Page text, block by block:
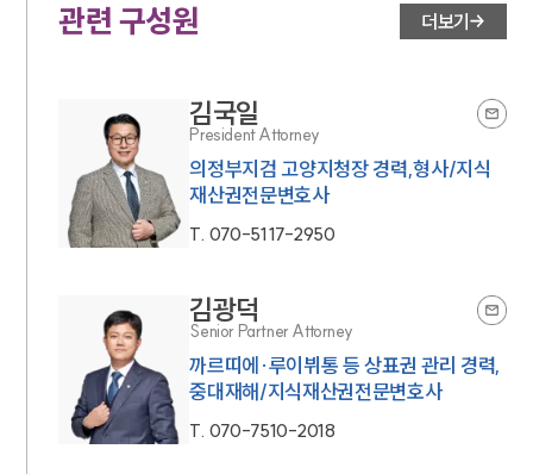
사례분석/최신동향
법률정보
법률지식인
고객후기
업무분야
지식재산권그룹 업무
전체
구성원 소개
지식재산권전문변호사
관련 구성원 더보기
김국일
President Attorney
의정부지검 고양지청장 경력,형사/지식
재산권전문변호사
T. 070-5117-2950
김광덕
Senior Partner Attorney
까르띠에·루이뷔통 등 상표권 관리 경력,
중대재해/지식재산권전문변호사
T. 070-7510-2018